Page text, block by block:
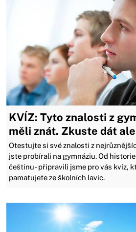
KVÍZ: Tyto znalosti z
měli znát. Zkuste dát
Otestujte si své znalosti z
jste probírali na gymnáziu. Od
češtinu - připravili jsme pro vás kvíz,
pamatujete ze školních lavic.